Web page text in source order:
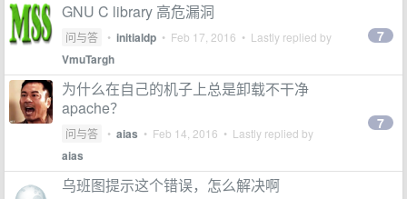
GNU C library 高危漏洞
问与答 • initialdp • Feb 17, 2016 • Lastly replied by
VmuTargh
7
为什么在自己的机子上总是卸载不干净
apache？
问与答 • aias • Feb 14, 2016 • Lastly replied by
aias
7
乌班图提示这个错误，怎么解决啊